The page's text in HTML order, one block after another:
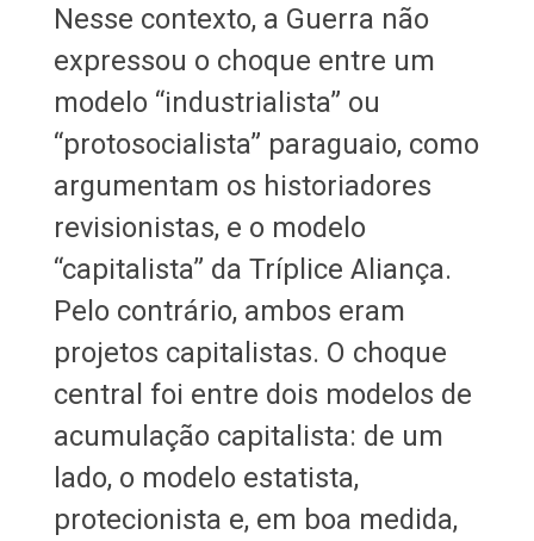
Nesse contexto, a Guerra não
expressou o choque entre um
modelo “industrialista” ou
“protosocialista” paraguaio, como
argumentam os historiadores
revisionistas, e o modelo
“capitalista” da Tríplice Aliança.
Pelo contrário, ambos eram
projetos capitalistas. O choque
central foi entre dois modelos de
acumulação capitalista: de um
lado, o modelo estatista,
protecionista e, em boa medida,